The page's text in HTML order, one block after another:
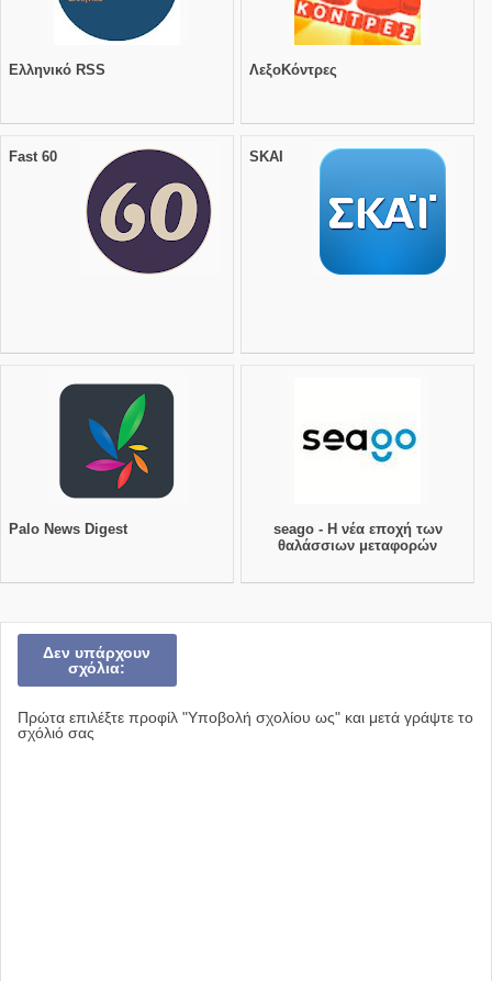
Ελληνικό RSS ΛεξοΚόντρες
Fast 60 SKAI
Palo News Digest
seago - Η νέα εποχή των
θαλάσσιων μεταφορών
Δεν υπάρχουν
σχόλια:
Πρώτα επιλέξτε προφίλ "Υποβολή σχολίου ως" και μετά γράψτε το
σχόλιό σας